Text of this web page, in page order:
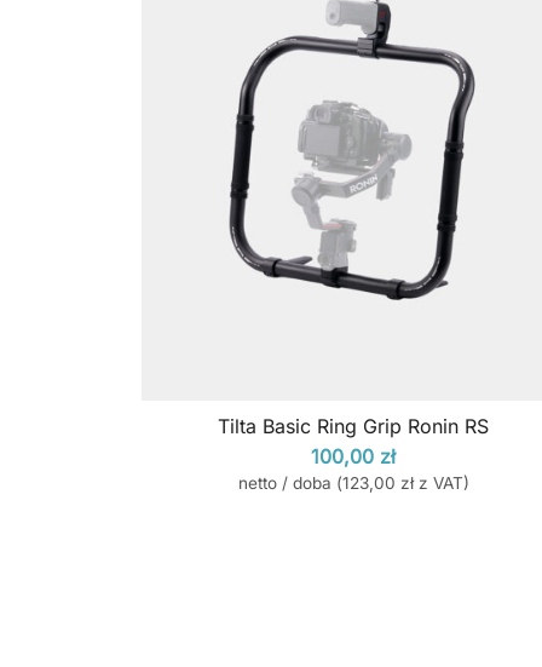
Tilta Basic Ring Grip Ronin RS
100,00 zł
netto / doba (123,00 złz VAT)